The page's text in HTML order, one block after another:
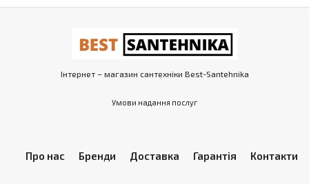
Інтернет – магазин сантехніки Best-Santehnika
Умови надання послуг
Про нас Бренди Доставка Гарантія Контакти